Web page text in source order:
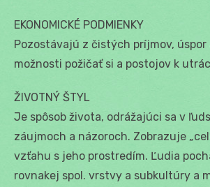
EKONOMICKÉ PODMIENKY
Pozostávajú z čistých príjmov, úspor
možnosti požičať si a postojov k
ŽIVOTNÝ ŠTYL
Je spôsob života, odrážajúci sa v
záujmoch a názoroch. Zobrazuje
vzťahu s jeho prostredím. Ľudia
rovnakej spol. vrstvy a subkultúry a